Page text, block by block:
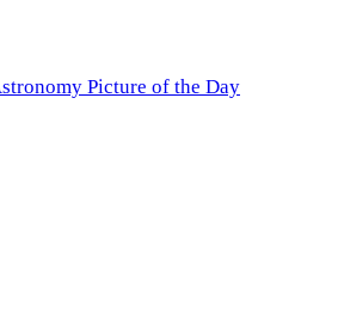
Picture of the Day